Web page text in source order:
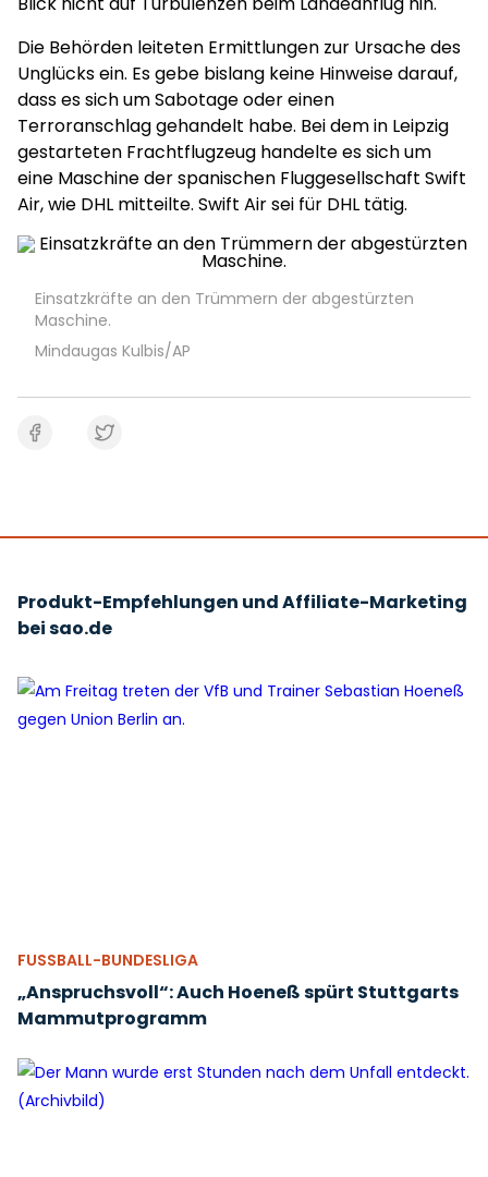
Die Behörden leiteten Ermittlungen zur Ursache des
Unglücks ein. Es gebe bislang keine Hinweise darauf,
dass es sich um Sabotage oder einen
Terroranschlag gehandelt habe. Bei dem in Leipzig
gestarteten Frachtflugzeug handelte es sich um
eine Maschine der spanischen Fluggesellschaft Swift
Air, wie DHL mitteilte. Swift Air sei für DHL tätig.
Einsatzkräfte an den Trümmern der abgestürzten
Maschine.
Mindaugas Kulbis/AP
Produkt-Empfehlungen und Affiliate-Marketing
bei sao.de
FUSSBALL-BUNDESLIGA
„Anspruchsvoll“: Auch Hoeneß spürt Stuttgarts
Mammutprogramm